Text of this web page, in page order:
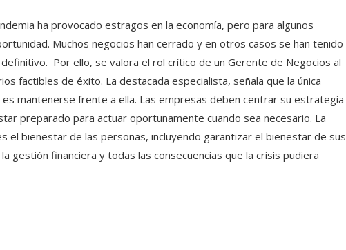
ha provocado estragos en la economía, pero para algunos
Muchos negocios han cerrado y en otros casos se han tenido
Por ello, se valora el rol crítico de un Gerente de Negocios al
factibles de éxito. La destacada especialista, señala que la única
mantenerse frente a ella. Las empresas deben centrar su estrategia
preparado para actuar oportunamente cuando sea necesario. La
el bienestar de las personas, incluyendo garantizar el bienestar de sus
gestión financiera y todas las consecuencias que la crisis pudiera